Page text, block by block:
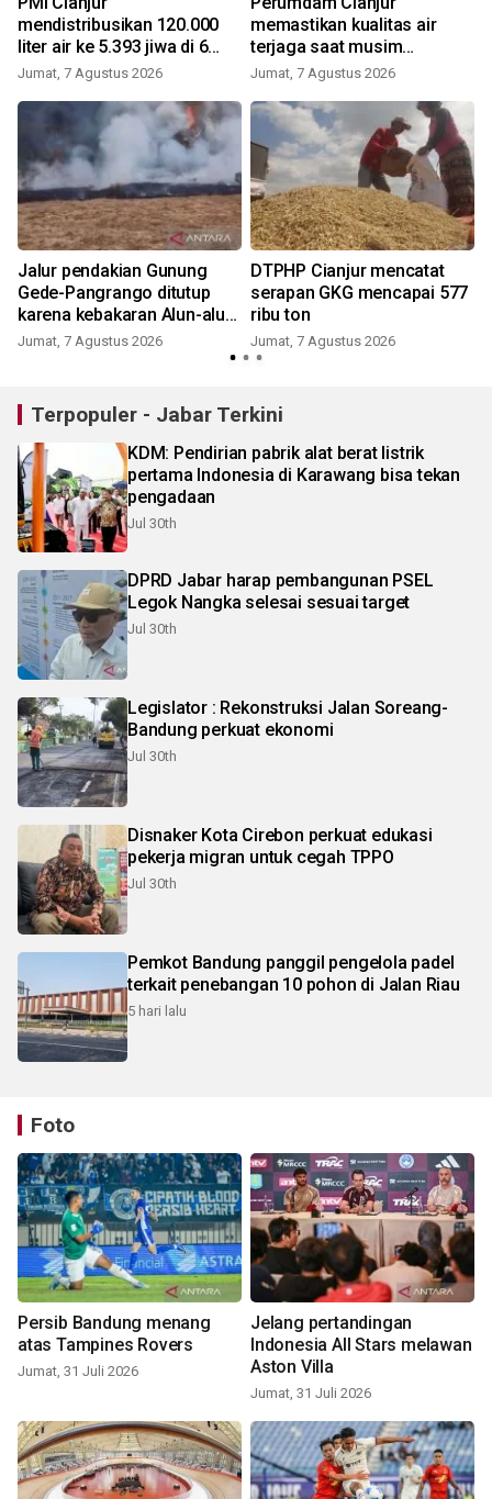
mendistribusikan 120.000
liter air ke 5.393 jiwa di 6
kecamatan
Jumat, 7 Agustus 2026
memastikan kualitas air
terjaga saat musim
kemarau
Jumat, 7 Agustus 2026
Jalur pendakian Gunung
Gede-Pangrango ditutup
karena kebakaran Alun-alun
Suryakancana
Jumat, 7 Agustus 2026
DTPHP Cianjur mencatat
serapan GKG mencapai 577
ribu ton
Jumat, 7 Agustus 2026
Terpopuler - Jabar Terkini
KDM: Pendirian pabrik alat berat listrik
pertama Indonesia di Karawang bisa tekan
pengadaan
Jul 30th
DPRD Jabar harap pembangunan PSEL
Legok Nangka selesai sesuai target
Jul 30th
Legislator : Rekonstruksi Jalan Soreang-
Bandung perkuat ekonomi
Jul 30th
Disnaker Kota Cirebon perkuat edukasi
pekerja migran untuk cegah TPPO
Jul 30th
Pemkot Bandung panggil pengelola padel
terkait penebangan 10 pohon di Jalan Riau
5 hari lalu
Foto
Persib Bandung menang
atas Tampines Rovers
Jumat, 31 Juli 2026
Jelang pertandingan
Indonesia All Stars melawan
Aston Villa
Jumat, 31 Juli 2026